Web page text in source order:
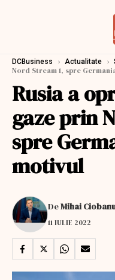
DCBusiness › Actualitate ›
Nord Stream 1, spre
Rusia a
gaze prin
spre
motivul
DeMihai
11 IULIE 2022